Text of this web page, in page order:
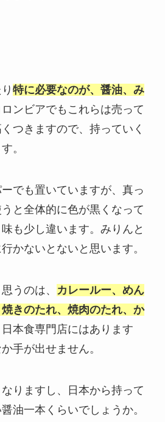
特に必要なのが、醤油、み
ンビアでもこれらは売って
つきますので、持っていく
。
でも置いていますが、真っ
と全体的に色が黒くなって
も少し違います。みりんと
かないとないと思います。
うのは、
カレールー、めん
きのたれ、焼肉のたれ、か
本食専門店にはあります
手が出せません。
りますし、日本から持って
油一本くらいでしょうか。